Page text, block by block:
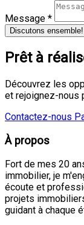
Message *
Discutons ensemble!
Prêt à
Découvrez les
et rejoignez-nous
Contactez-nous
À propos
Fort de mes 20
immobilier, je
écoute et
projets
guidant à chaque